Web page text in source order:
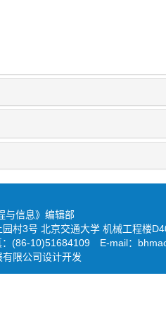
与信息》编辑部
园村3号 北京交通大学 机械工程楼
(86-10)51684109 E-mail：
限公司设计开发